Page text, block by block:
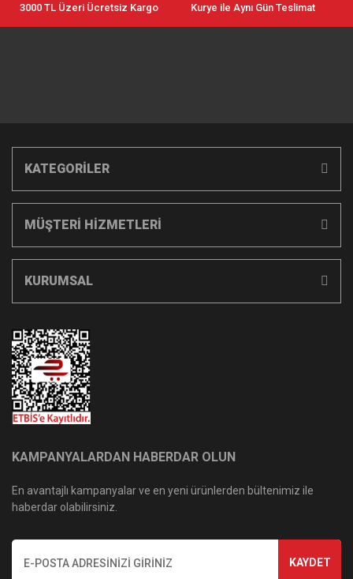
3000 TL Üzeri Ücretsiz Kargo Kurye ile Aynı Gün Teslimat
KATEGORİLER
MÜŞTERİ HİZMETLERİ
KURUMSAL
KAMPANYALARDAN HABERDAR OLUN
En avantajlı kampanyalar ve en yeni ürünlerden bültenimiz ile
haberdar olabilirsiniz.
KAYDET